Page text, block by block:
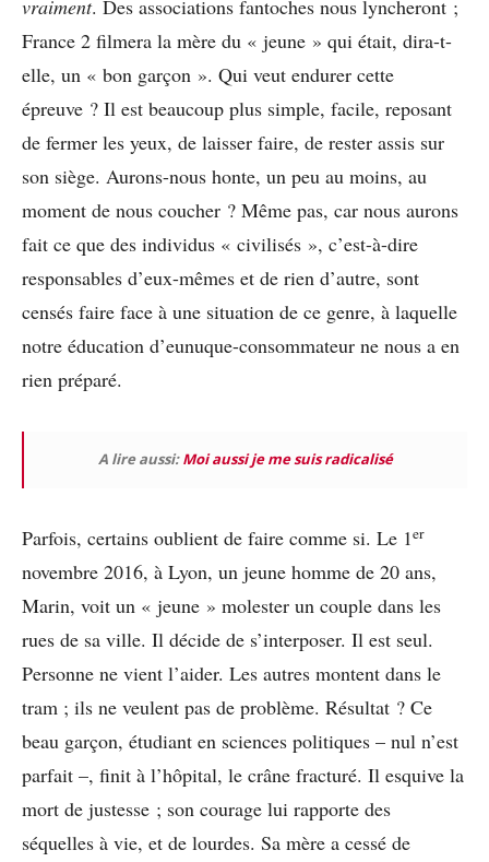
vraiment. Des associations fantoches nous lyncheront ;
France 2 filmera la mère du « jeune » qui était, dira-t-
elle, un « bon garçon ». Qui veut endurer cette
épreuve ? Il est beaucoup plus simple, facile, reposant
de fermer les yeux, de laisser faire, de rester assis sur
son siège. Aurons-nous honte, un peu au moins, au
moment de nous coucher ? Même pas, car nous aurons
fait ce que des individus « civilisés », c’est-à-dire
responsables d’eux-mêmes et de rien d’autre, sont
censés faire face à une situation de ce genre, à laquelle
notre éducation d’eunuque-consommateur ne nous a en
rien préparé.
A lire aussi:Moi aussi je me suis radicalisé
Parfois, certains oublient de faire comme si. Le 1er
novembre 2016, à Lyon, un jeune homme de 20 ans,
Marin, voit un « jeune » molester un couple dans les
rues de sa ville. Il décide de s’interposer. Il est seul.
Personne ne vient l’aider. Les autres montent dans le
tram ; ils ne veulent pas de problème. Résultat ? Ce
beau garçon, étudiant en sciences politiques – nul n’est
parfait –, finit à l’hôpital, le crâne fracturé. Il esquive la
mort de justesse ; son courage lui rapporte des
séquelles à vie, et de lourdes. Sa mère a cessé de